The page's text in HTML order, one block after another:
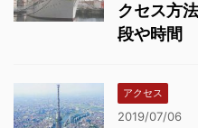
クセス方
段や時間
アクセス
2019/07/06